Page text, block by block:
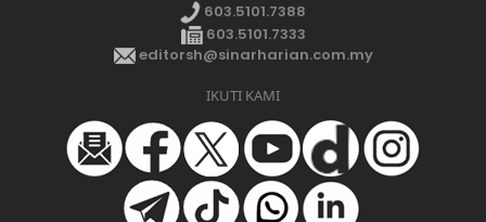
603.5101.7388
603.5101.7333
editorsh@sinarharian.com.my
IKUTI KAMI